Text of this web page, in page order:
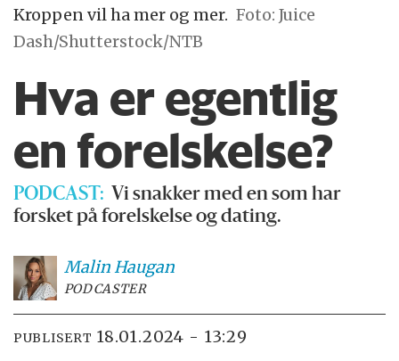
Kroppen vil ha mer og mer. Foto: Juice
Dash/Shutterstock/NTB
Hva er egentlig
en forelskelse?
PODCAST: Vi snakker med en som har
forsket på forelskelse og dating.
MalinHaugan
PODCASTER
PUBLISERT 18.01.2024 - 13:29